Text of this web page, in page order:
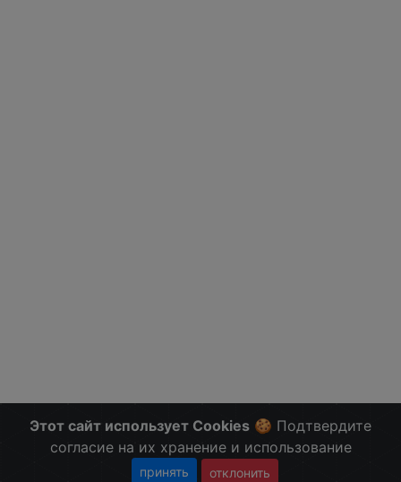
Этот сайт использует Cookies 🍪 Подтвердите
согласие на их хранение и использование
принять отклонить